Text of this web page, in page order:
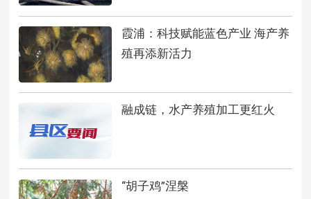
霞浦：科技赋能蓝色产业 海产养
殖再添新活力
融成链，水产养殖加工更红火
“胡子鸡”涅槃